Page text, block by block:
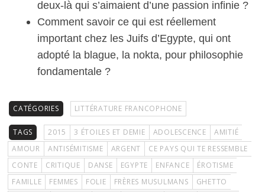
deux-là qui s’aimaient d’une passion infinie ?
Comment savoir ce qui est réellement
important chez les Juifs d’Egypte, qui ont
adopté la blague, la nokta, pour philosophie
fondamentale ?
CATÉGORIES LITTÉRATURE FRANCOPHONE
TAGS 2015 3 ÉTOILES ET DEMIE ADOLESCENCE
AMITIÉ
AMOUR
ANTISÉMITISME ARGENT
CE PAYS QUI TE RESSEMBLE
CONTE
CRITIQUE DANSE EGYPTE ENFANCE
ÉROTISME
FAMILLE
FEMMES FOLIE FRÈRES MUSULMANS
GHETTO